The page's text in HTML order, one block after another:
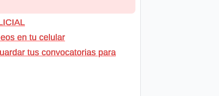
en tu celular
tus convocatorias para